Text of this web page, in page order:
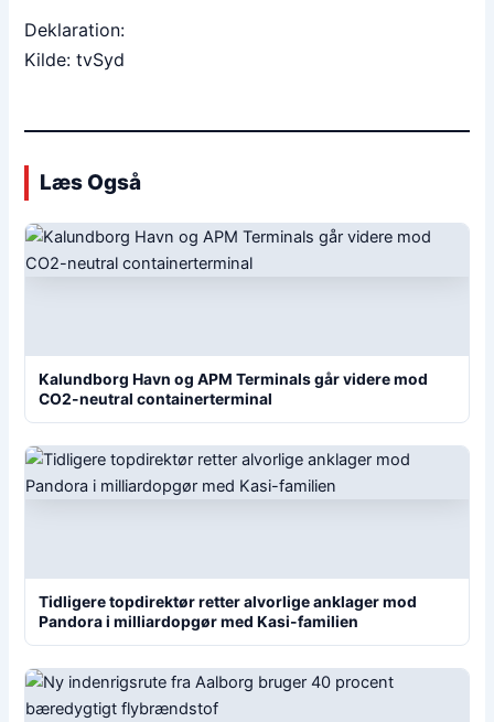
Deklaration:
Kilde: tvSyd
Læs Også
Kalundborg Havn og APM Terminals går videre mod
CO2-neutral containerterminal
Tidligere topdirektør retter alvorlige anklager mod
Pandora i milliardopgør med Kasi-familien